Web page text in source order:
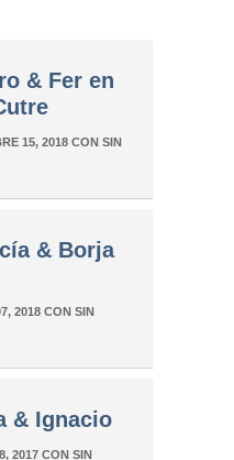
& Fer en
15, 2018 CON SIN
& Borja
2018 CON SIN
& Ignacio
2017 CON SIN